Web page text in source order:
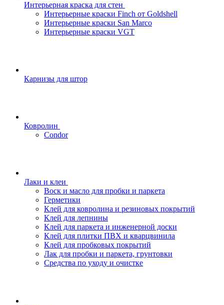
Интерьерная краска для стен
Интерьерные краски Finch от Goldshell
Интерьерные краски San Marco
Интерьерные краски VGT
Карнизы для штор
Ковролин
Condor
Лаки и клеи
Воск и масло для пробки и паркета
Герметики
Клей для ковролина и резиновых покрытий
Клей для лепнины
Клей для паркета и инженерной доски
Клей для плитки ПВХ и кварцвинила
Клей для пробковых покрытий
Лак для пробки и паркета, грунтовки
Средства по уходу и очистке